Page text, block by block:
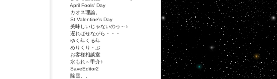
April Fools' Day
カオス理論。
St Valentine's Day
美味しいじゃないのゥ～♪
遅ればせながら・・・
ゆく年くる年
めりくり・ぶ
お客様相談室
水もれ～甲介♪
SaveEditor2
除雪。。